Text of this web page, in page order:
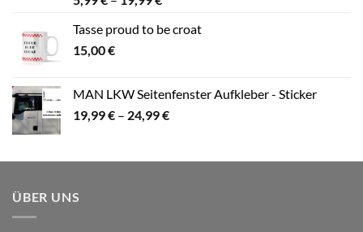
mit
von 5
bis
Tasse proud to be croat
15,00€
MAN LKW Seitenfenster Aufkleber - Sticker
19,99€ – 24,99€Preisspanne:
24,99 €
ÜBER UNS